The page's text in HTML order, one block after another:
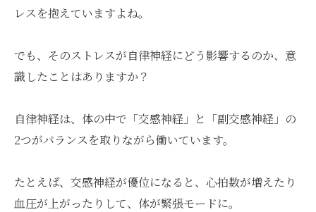
レスを抱えていますよね。
でも、そのストレスが自律神経にどう影響するのか、意
識したことはありますか？
自律神経は、体の中で「交感神経」と「副交感神経」の
2つがバランスを取りながら働いています。
たとえば、交感神経が優位になると、心拍数が増えたり
血圧が上がったりして、体が緊張モードに。